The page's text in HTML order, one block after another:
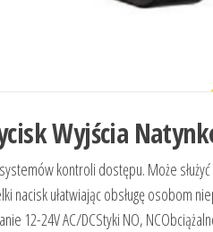
Wyjścia
kontroli dostępu. Może
nacisk ułatwiając obsługę osobom
12-24V AC/DCStyki NO,